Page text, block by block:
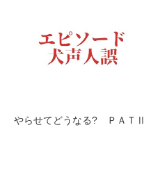
やらせてどうなる? ＰＡＴⅡ